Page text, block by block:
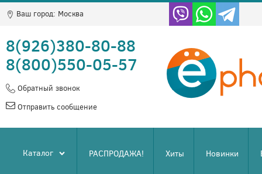
Ваш город: Москва
8(926)380-80-88
8(800)550-05-57
Обратный звонок
Отправить сообщение
Каталог РАСПРОДАЖА! Хиты Новинки